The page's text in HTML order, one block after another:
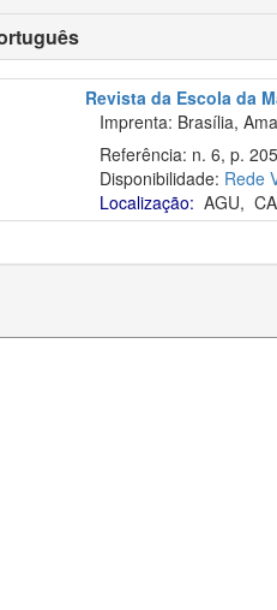
Revista da Escola da
Imprenta: Brasília,
Referência: n. 6, p.
Disponibilidade: Rede
Localização: AGU,